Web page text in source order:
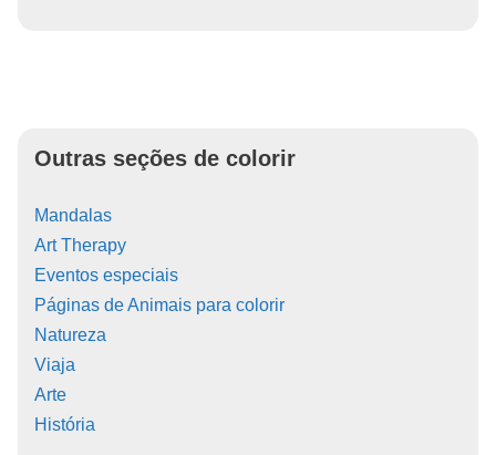
Outras seções de colorir
Mandalas
Art Therapy
Eventos especiais
Páginas de Animais para colorir
Natureza
Viaja
Arte
História